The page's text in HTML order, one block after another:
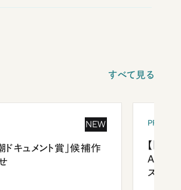
すべて見る
NEW
キュメント賞」候補作
せ
【「新
ズプレ